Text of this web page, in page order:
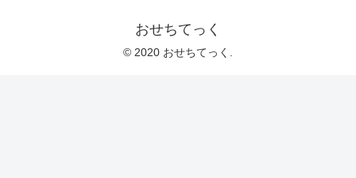
おせちてっく
© 2020 おせちてっく.